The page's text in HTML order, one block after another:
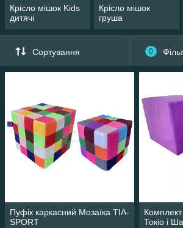
Крісло мішок Kids
дитячі
Крісло мішок
груша
Сортування 0
Пуфік каркасний Мозаїка TIA-
SPORT
Комплект
Токіо і